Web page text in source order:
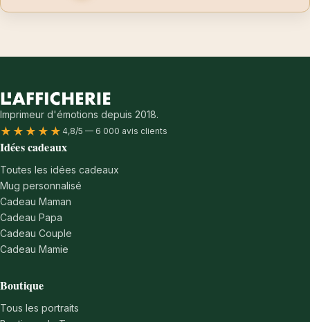
Imprimeur d'émotions depuis 2018.
★★★★★ 4,8/5 — 6 000 avis clients
Idées cadeaux
Toutes les idées cadeaux
Mug personnalisé
Cadeau Maman
Cadeau Papa
Cadeau Couple
Cadeau Mamie
Boutique
Tous les portraits